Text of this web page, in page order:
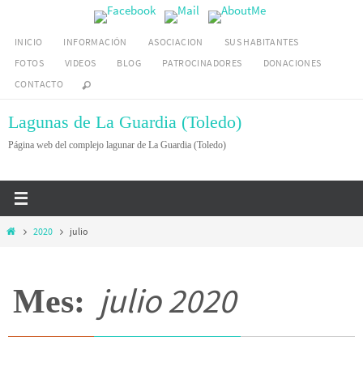
contenido
INICIO INFORMACIÓN ASOCIACION
SUS HABITANTES
FOTOS
VIDEOS BLOG PATROCINADORES
DONACIONES
CONTACTO
Lagunas de La Guardia (Toledo)
Página web del complejo lagunar de La Guardia (Toledo)
Inicio2020 julio
Mes: julio 2020